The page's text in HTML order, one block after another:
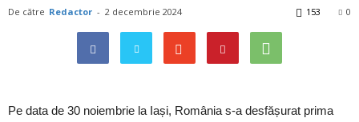
De către Redactor - 2 decembrie 2024 0
153
Pe data de 30 noiembrie la Iași, România s-a desfășurat prima